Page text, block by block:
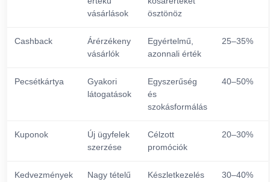
vásárlások
ösztönöz
Cashback
Árérzékeny
vásárlók
Egyértelmű,
azonnali érték
25–35%
Pecsétkártya
Gyakori
látogatások
Egyszerűség
és
szokásformálás
40–50%
Kuponok
Új ügyfelek
szerzése
Célzott
promóciók
20–30%
Kedvezmények
Nagy tételű
Készletkezelés
30–40%